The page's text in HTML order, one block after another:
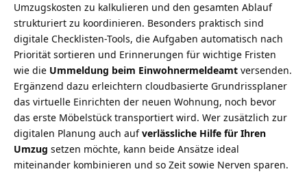
Umzugskosten zu kalkulieren und den gesamten Ablauf
strukturiert zu koordinieren. Besonders praktisch sind
digitale Checklisten-Tools, die Aufgaben automatisch nach
Priorität sortieren und Erinnerungen für wichtige Fristen
wie die Ummeldung beim Einwohnermeldeamt versenden.
Ergänzend dazu erleichtern cloudbasierte Grundrissplaner
das virtuelle Einrichten der neuen Wohnung, noch bevor
das erste Möbelstück transportiert wird. Wer zusätzlich zur
digitalen Planung auch aufverlässliche Hilfe für Ihren
Umzug setzen möchte, kann beide Ansätze ideal
miteinander kombinieren und so Zeit sowie Nerven sparen.